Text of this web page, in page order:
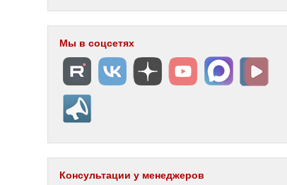
Мы в соцсетях
Консультации у менеджеров